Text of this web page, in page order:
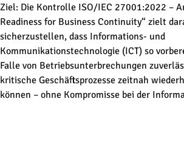
Direkt zum Inhalt wechseln
Ziel: Die Kontrolle ISO/IEC 27001:2022 –
Readiness for Business Continuity“ zielt
sicherzustellen, dass Informations- und
Kommunikationstechnologie (ICT) so
Falle von Betriebsunterbrechungen
kritische Geschäftsprozesse zeitnah
können – ohne Kompromisse bei der